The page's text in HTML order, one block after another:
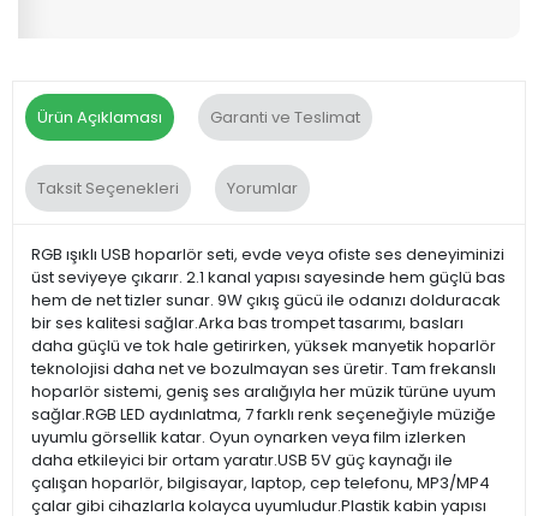
Ürün Açıklaması Garanti ve Teslimat
Taksit Seçenekleri Yorumlar
RGB ışıklı USB hoparlör seti, evde veya ofiste ses deneyiminizi
üst seviyeye çıkarır. 2.1 kanal yapısı sayesinde hem güçlü bas
hem de net tizler sunar. 9W çıkış gücü ile odanızı dolduracak
bir ses kalitesi sağlar.Arka bas trompet tasarımı, basları
daha güçlü ve tok hale getirirken, yüksek manyetik hoparlör
teknolojisi daha net ve bozulmayan ses üretir. Tam frekanslı
hoparlör sistemi, geniş ses aralığıyla her müzik türüne uyum
sağlar.RGB LED aydınlatma, 7 farklı renk seçeneğiyle müziğe
uyumlu görsellik katar. Oyun oynarken veya film izlerken
daha etkileyici bir ortam yaratır.USB 5V güç kaynağı ile
çalışan hoparlör, bilgisayar, laptop, cep telefonu, MP3/MP4
çalar gibi cihazlarla kolayca uyumludur.Plastik kabin yapısı